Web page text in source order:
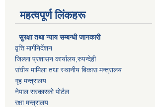
महत्वपूर्ण लिंकहरू
सुरक्षा तथा न्याय सम्बन्धी जानकारी
वृत्ति मार्गनिर्देशन
जिल्ला प्रशासन कार्यालय,रुपन्देही
संघीय मामिला तथा स्थानीय बिकास मन्त्रालय
गृह मन्त्रालय
नेपाल सरकारको पोर्टल
रक्षा मन्त्रालय